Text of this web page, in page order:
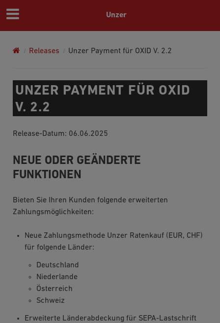
Unzer
Releases Unzer Payment für OXID V. 2.2
UNZER PAYMENT FÜR OXID
V. 2.2
Release-Datum: 06.06.2025
NEUE ODER GEÄNDERTE
FUNKTIONEN
Bieten Sie Ihren Kunden folgende erweiterten
Zahlungsmöglichkeiten:
Neue Zahlungsmethode Unzer Ratenkauf (EUR, CHF)
für folgende Länder:
Deutschland
Niederlande
Österreich
Schweiz
Erweiterte Länderabdeckung für SEPA-Lastschrift